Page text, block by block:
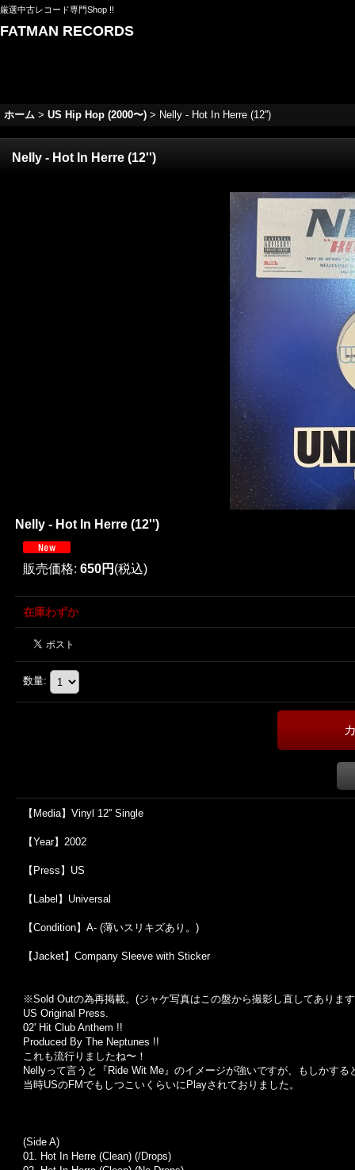
厳選中古レコード専門Shop !!
FATMAN RECORDS
ホーム > US Hip Hop (2000〜) > Nelly - Hot In Herre (12'')
Nelly - Hot In Herre (12'')
Nelly - Hot In Herre (12'')
販売価格: 650円 (税込)
在庫わずか
数量:
【Media】Vinyl 12'' Single
【Year】2002
【Press】US
【Label】Universal
【Condition】A- (薄いスリキズあり。)
【Jacket】Company Sleeve with Sticker
※Sold Outの為再掲載。 (ジャケ写真はこの盤から撮影し直してありま
US Original Press.
02' Hit Club Anthem !!
Produced By The Neptunes !!
これも流行りましたね〜！
Nellyって言うと『Ride Wit Me』のイメージが強いですが、もしかす
当時USのFMでもしつこいくらいにPlayされておりました。
(Side A)
01. Hot In Herre (Clean) (/Drops)